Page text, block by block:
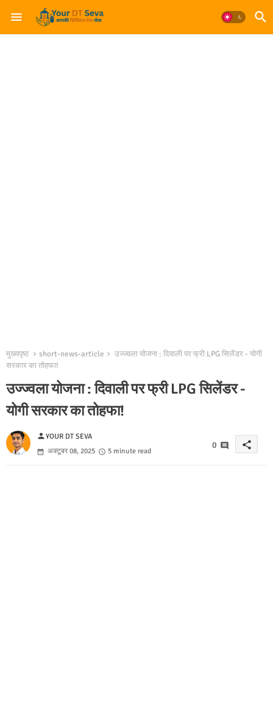
मुख्यपृष्ठ short-news-article
उज्ज्वला योजना : दिवाली पर फ्री LPG सिलेंडर - योगी
सरकार का तोहफा!
उज्ज्वला योजना : दिवाली पर फ्री LPG सिलेंडर -
योगी सरकार का तोहफा!
personYOUR DT SEVA
अक्टूबर 08, 2025
5 minute read
0 share